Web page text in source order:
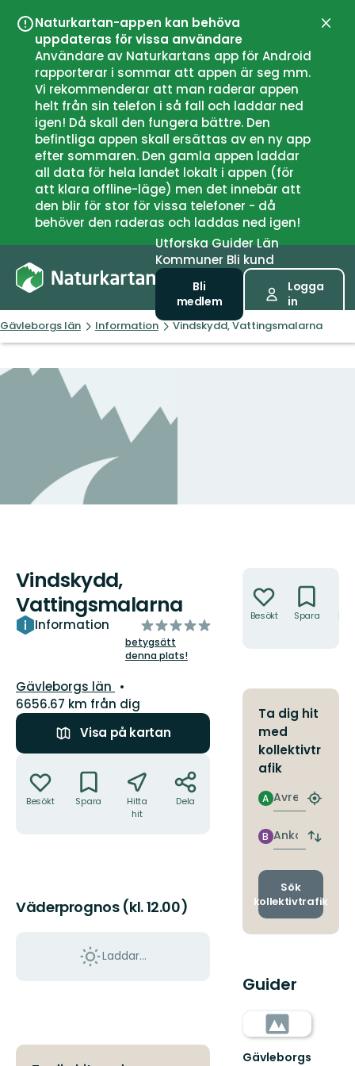
Naturkartan-appen kan behöva
uppdateras för vissa användare
Användare av Naturkartans app för Android
rapporterar i sommar att appen är seg mm.
Vi rekommenderar att man raderar appen
helt från sin telefon i så fall och laddar ned
igen! Då skall den fungera bättre. Den
befintliga appen skall ersättas av en ny app
efter sommaren. Den gamla appen laddar
all data för hela landet lokalt i appen (för
att klara offline-läge) men det innebär att
den blir för stor för vissa telefoner - då
behöver den raderas och laddas ned igen!
UtforskaGuiderLän
Kommuner Bli kund
Bli
medlem
Logga
in
Gävleborgs län Information Vindskydd, Vattingsmalarna
Vindskydd,
Vattingsmalarna
Information
av
5
stjärnor
betygsätt
denna plats!
Län:
Gävleborgs län
6656.67 km från dig
Visa på kartan
Besökt Spara
Hitta
hit
Dela
Väderprognos (kl. 12.00)
Laddar...
Besökt Spara
Ta dig hit
med
kollektivtr
afik
Avresa
A
Hitta
Ankomst
B
Byt
och
Sök
kollektivtrafik
Guider
Gävleborgs